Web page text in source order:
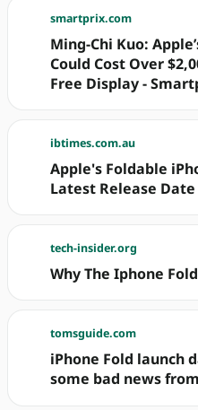
smartprix.com
Ming-Chi Kuo:
Could Cost Over
Free Display -
ibtimes.com.au
Apple's Foldable
Latest Release Date
tech-insider.org
Why The Iphone
tomsguide.com
iPhone Fold launch
some bad news